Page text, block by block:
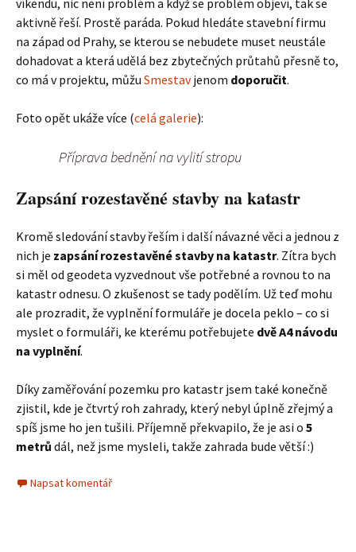
víkendu, nic není problém a když se problém objeví, tak se
aktivně řeší. Prostě paráda. Pokud hledáte stavební firmu
na západ od Prahy, se kterou se nebudete muset neustále
dohadovat a která udělá bez zbytečných průtahů přesně to,
co má v projektu, můžu Smestavjenom doporučit.
Foto opět ukáže více (celá galerie):
Příprava bednění na vylití stropu
Zapsání rozestavěné stavby na katastr
Kromě sledování stavby řeším i další návazné věci a jednou z
nich je zapsání rozestavěné stavby na katastr. Zítra bych
si měl od geodeta vyzvednout vše potřebné a rovnou to na
katastr odnesu. O zkušenost se tady podělím. Už teď mohu
ale prozradit, že vyplnění formuláře je docela peklo – co si
myslet o formuláři, ke kterému potřebujete dvě A4 návodu
na vyplnění.
Díky zaměřování pozemku pro katastr jsem také konečně
zjistil, kde je čtvrtý roh zahrady, který nebyl úplně zřejmý a
spíš jsme ho jen tušili. Příjemně překvapilo, že je asi o 5
metrů dál, než jsme mysleli, takže zahrada bude větší :)
Napsat komentář